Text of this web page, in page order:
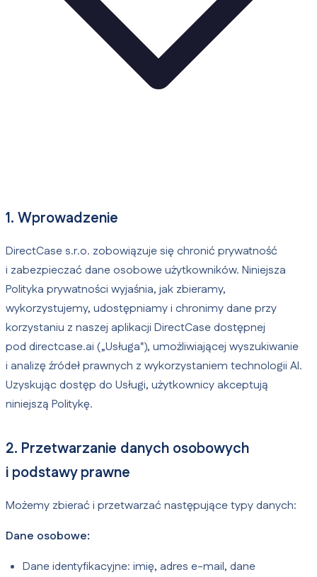
1. Wprowadzenie
DirectCase s.r.o. zobowiązuje się chronić prywatność
i zabezpieczać dane osobowe użytkowników. Niniejsza
Polityka prywatności wyjaśnia, jak zbieramy,
wykorzystujemy, udostępniamy i chronimy dane przy
korzystaniu z naszej aplikacji DirectCase dostępnej
pod directcase.ai („Usługa"), umożliwiającej wyszukiwanie
i analizę źródeł prawnych z wykorzystaniem technologii AI.
Uzyskując dostęp do Usługi, użytkownicy akceptują
niniejszą Politykę.
2. Przetwarzanie danych osobowych
i podstawy prawne
Możemy zbierać i przetwarzać następujące typy danych:
Dane osobowe:
Dane identyfikacyjne: imię, adres e-mail, dane